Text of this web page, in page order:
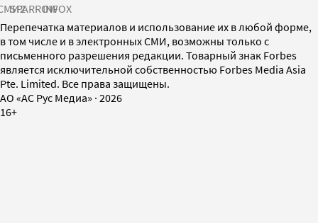
SPARROWINFOX
Перепечатка материалов и использование их в любой форме,
в том числе и в электронных СМИ, возможны только с
письменного разрешения редакции. Товарный знак Forbes
является исключительной собственностью Forbes Media Asia
Pte. Limited. Все права защищены.
AO «АС Рус Медиа» · 2026
16+